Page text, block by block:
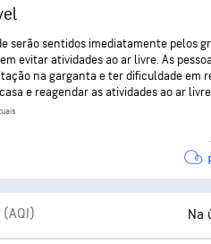
serão sentidos imediatamente pelos
evitar atividades ao ar livre. As
na garganta e ter dificuldade em
e reagendar as atividades ao ar
Na